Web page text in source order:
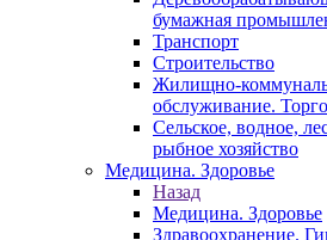
бумажная
Транспорт
Строительство
Жилищно-
обслуживание.
Сельское, водное,
рыбное хозяйство
Медицина. Здоровье
Назад
Медицина. Здоровье
Здравоохранение.